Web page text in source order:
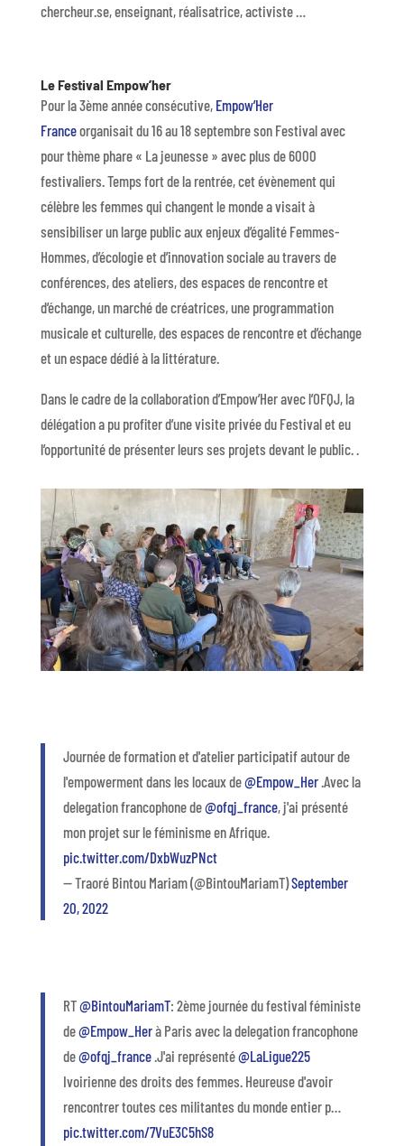
chercheur.se, enseignant, réalisatrice, activiste …
Le Festival Empow’her
Pour la 3ème année consécutive, Empow’Her
Franceorganisait du 16 au 18 septembre son Festival avec
pour thème phare « La jeunesse » avec plus de 6000
festivaliers. Temps fort de la rentrée, cet évènement qui
célèbre les femmes qui changent le monde a visait à
sensibiliser un large public aux enjeux d’égalité Femmes-
Hommes, d’écologie et d’innovation sociale au travers de
conférences, des ateliers, des espaces de rencontre et
d’échange, un marché de créatrices, une programmation
musicale et culturelle, des espaces de rencontre et d’échange
et un espace dédié à la littérature.
Dans le cadre de la collaboration d’Empow’Her avec l’OFQJ, la
délégation a pu profiter d’une visite privée du Festival et eu
l’opportunité de présenter leurs ses projets devant le public. .
Journée de formation et d'atelier participatif autour de
l'empowerment dans les locaux de@Empow_Her.Avec la
delegation francophone de@ofqj_france, j'ai présenté
mon projet sur le féminisme en Afrique.
pic.twitter.com/DxbWuzPNct
— Traoré Bintou Mariam (@BintouMariamT)September
20, 2022
RT@BintouMariamT: 2ème journée du festival féministe
de@Empow_Herà Paris avec la delegation francophone
de@ofqj_france.J'ai représenté@LaLigue225
Ivoirienne des droits des femmes. Heureuse d'avoir
rencontrer toutes ces militantes du monde entier p…
pic.twitter.com/7VuE3C5hS8